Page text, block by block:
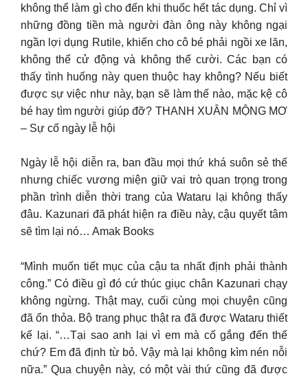
không thể làm gì cho đến khi thuốc hết tác dụng. Chỉ vì
những đồng tiền mà người đàn ông này không ngại
ngần lợi dụng Rutile, khiến cho cô bé phải ngồi xe lăn,
không thể cử động và không thể cười. Các bạn có
thấy tình huống này quen thuộc hay không? Nếu biết
được sự việc như này, bạn sẽ làm thế nào, mặc kệ cô
bé hay tìm người giúp đỡ? THANH XUÂN MỘNG MƠ
– Sự cố ngày lễ hội
Ngày lễ hội diễn ra, ban đầu mọi thứ khá suôn sẻ thế
nhưng chiếc vương miện giữ vai trò quan trọng trong
phần trình diễn thời trang của Wataru lại không thấy
đâu. Kazunari đã phát hiện ra điều này, cậu quyết tâm
sẽ tìm lại nó… Amak Books
“Mình muốn tiết mục của cậu ta nhất định phải thành
công.” Có điều gì đó cứ thúc giục chân Kazunari chạy
không ngừng. Thật may, cuối cùng mọi chuyện cũng
đã ổn thỏa. Bộ trang phục thật ra đã được Wataru thiết
kế lại. “…Tại sao anh lại vì em mà cố gắng đến thế
chứ? Em đã định từ bỏ. Vậy mà lại không kìm nén nỗi
nữa.” Qua chuyện này, có một vài thứ cũng đã được